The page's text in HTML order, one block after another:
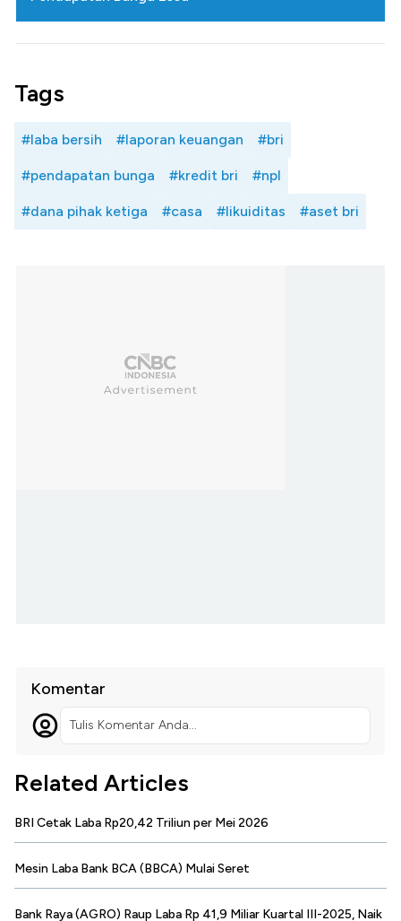
Tags
#laba bersih #laporan keuangan #bri
#pendapatan bunga #kredit bri #npl
#dana pihak ketiga #casa #likuiditas #aset bri
Komentar
Tulis Komentar Anda...
Related Articles
BRI Cetak Laba Rp20,42 Triliun per Mei 2026
Mesin Laba Bank BCA (BBCA) Mulai Seret
Bank Raya (AGRO) Raup Laba Rp 41,9 Miliar Kuartal III-2025, Naik